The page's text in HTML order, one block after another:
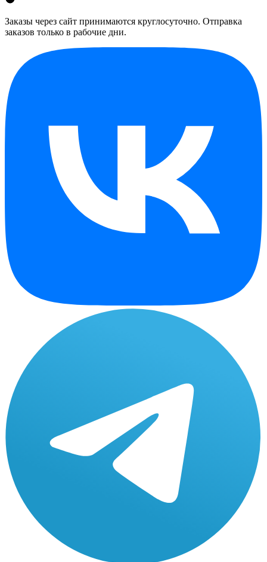
Заказы через сайт принимаются круглосуточно. Отправка
заказов только в рабочие дни.